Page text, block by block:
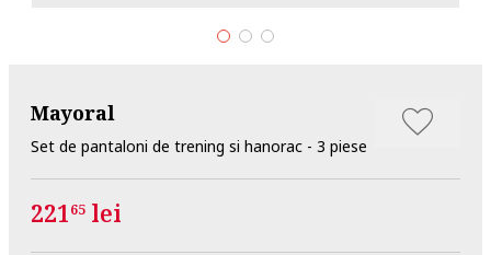
Mayoral
Set de pantaloni de trening si hanorac - 3 piese
22165 lei